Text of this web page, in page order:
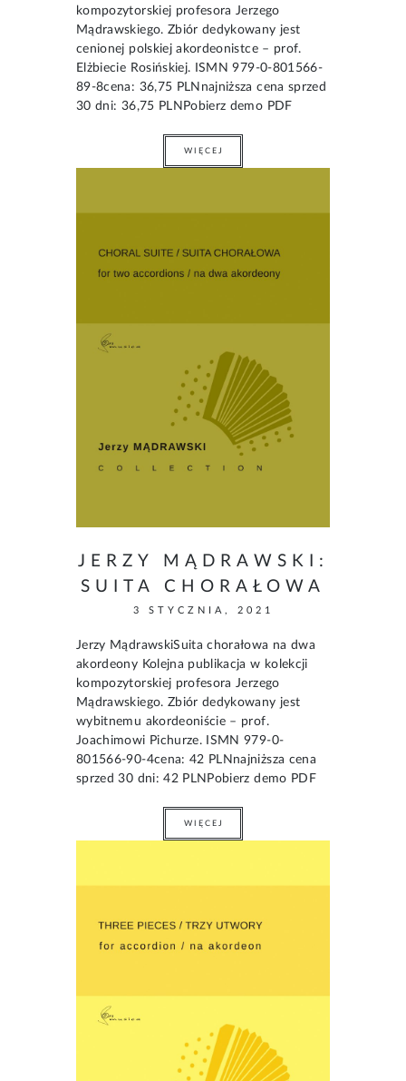
kompozytorskiej profesora Jerzego
Mądrawskiego. Zbiór dedykowany jest
cenionej polskiej akordeonistce – prof.
Elżbiecie Rosińskiej. ISMN 979-0-801566-
89-8cena: 36,75 PLNnajniższa cena sprzed
30 dni: 36,75 PLNPobierz demo PDF
WIĘCEJ
JERZY MĄDRAWSKI:
SUITA CHORAŁOWA
3 STYCZNIA, 2021
Jerzy MądrawskiSuita chorałowa na dwa
akordeony Kolejna publikacja w kolekcji
kompozytorskiej profesora Jerzego
Mądrawskiego. Zbiór dedykowany jest
wybitnemu akordeoniście – prof.
Joachimowi Pichurze. ISMN 979-0-
801566-90-4cena: 42 PLNnajniższa cena
sprzed 30 dni: 42 PLNPobierz demo PDF
WIĘCEJ